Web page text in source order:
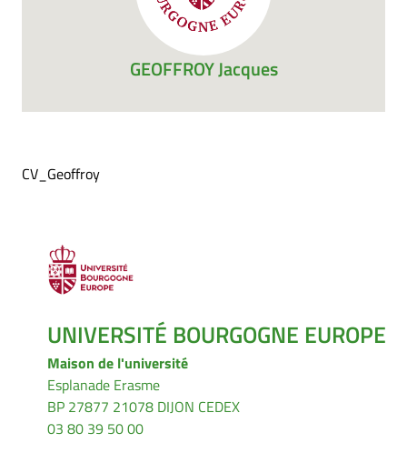
GEOFFROY Jacques
CV_Geoffroy
UNIVERSITÉ BOURGOGNE EUROPE
Maison de l'université
Esplanade Erasme
BP 27877 21078 DIJON CEDEX
03 80 39 50 00